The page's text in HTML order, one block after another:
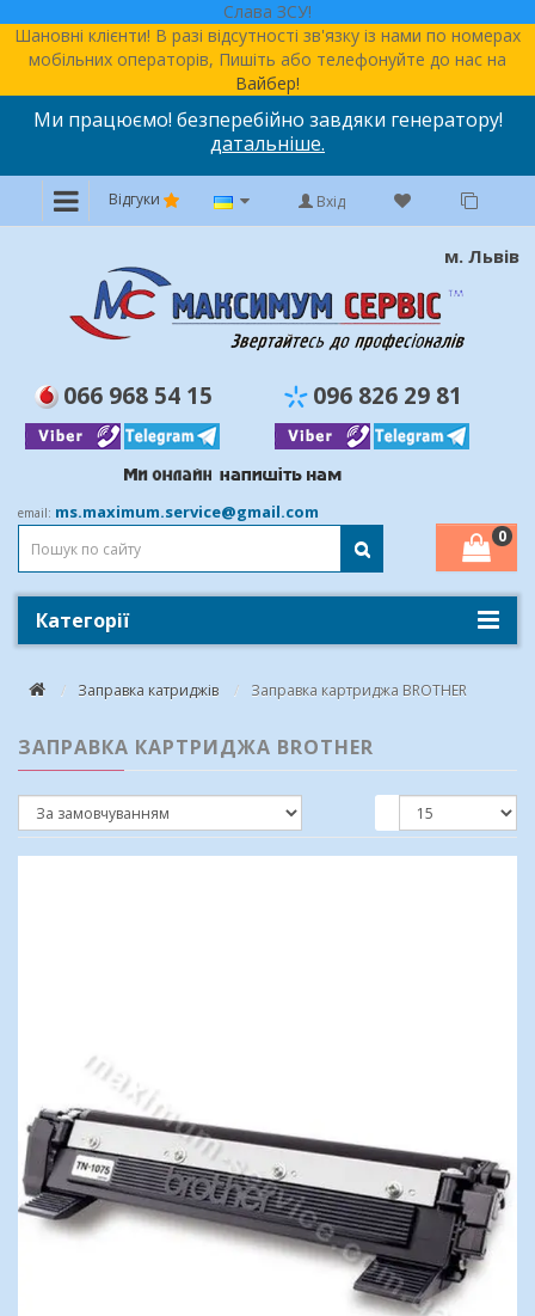
Слава ЗСУ!
Шановні клієнти! В разі відсутності зв'язку із нами по номерах
мобільних операторів, Пишіть або телефонуйте до нас на
Вайбер!
Ми працюємо! безперебійно завдяки генератору!
датальніше.
Відгуки Вхід
м. Львів
066 968 54 15 096 826 29 81
email: ms.maximum.service@gmail.com
0
Категорії
Заправка катриджів Заправка картриджа BROTHER
ЗАПРАВКА КАРТРИДЖА BROTHER